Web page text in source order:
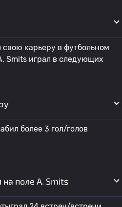
карьеру в футбольном
Smits играл в следующих
более 3 гол/голов
поле A. Smits